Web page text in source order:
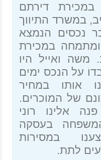
במכירת דירתם
במשרד התיווך
נכסים הנמצא
במכירת
משה ואייל היו
על הנכס ימים
אותו במחיר
של המוכרים.
אלינו רוני
בעסקה
במסירות
לתת.